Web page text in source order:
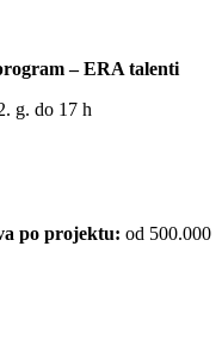
– ERA talenti
g. do 17 h
po projektu: od 500.000